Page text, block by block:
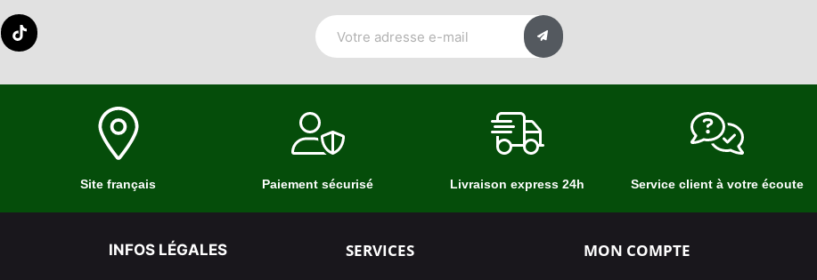
Site français Paiement sécurisé Livraison express 24h Service client à votre écoute
INFOS LÉGALES SERVICES MON COMPTE